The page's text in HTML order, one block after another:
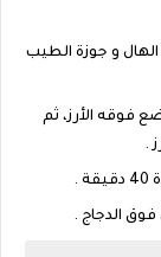
و جوزة الطيب
فوقه الأرز، ثم
.
الدجاج .